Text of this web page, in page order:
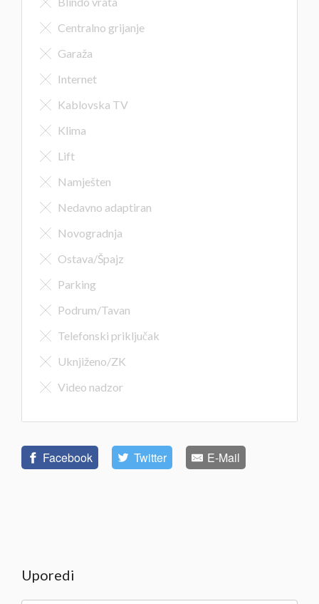
Centralno grijanje
Garaža
Internet
Kablovska TV
Klima
Lift
Namješten
Nedavno adaptiran
Novogradnja
Ostava/Špajz
Parking
Podrum/Tavan
Telefonski priključak
Uknjiženo/ZK
Video nadzor
Facebook Twitter E-Mail
Uporedi